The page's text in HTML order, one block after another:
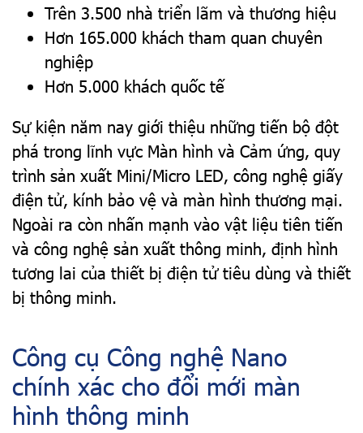
Trên 3.500 nhà triển lãm và thương hiệu
Hơn 165.000 khách tham quan chuyên
nghiệp
Hơn 5.000 khách quốc tế
Sự kiện năm nay giới thiệu những tiến bộ đột
phá trong lĩnh vực Màn hình và Cảm ứng, quy
trình sản xuất Mini/Micro LED, công nghệ giấy
điện tử, kính bảo vệ và màn hình thương mại.
Ngoài ra còn nhấn mạnh vào vật liệu tiên tiến
và công nghệ sản xuất thông minh, định hình
tương lai của thiết bị điện tử tiêu dùng và thiết
bị thông minh.
Công cụ Công nghệ Nano
chính xác cho đổi mới màn
hình thông minh